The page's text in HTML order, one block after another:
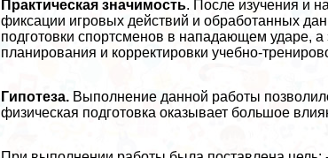
Пpaктическая значимость. После изучения и
фиксации игровых действий и обработанных
подготовки спортсменов в нападающем ударе, а
планирования и корректировки учебно-
Гипотеза. Выполнение данной работы
физическая подготовка оказывает большое